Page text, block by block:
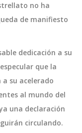
no ha
de manifiesto
dedicación a su
que la
su acelerado
al mundo del
una declaración
circulando.